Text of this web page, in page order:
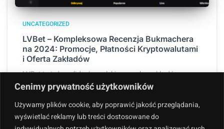
Cenimy prywatność użytkowników
Używamy plików cookie, aby poprawić jakość przeglądania,
wyświetlać reklamy lub treści dostosowane do
UNCATEGORIZED
LVBet – Kompleksowa Recenzja Bukmachera
na 2024: Promocje, Płatności Kryptowalutami
i Oferta Zakładów
LVBet to jeden z liderów polskiego rynku zakładów
bukmacherskich, który w 2024 roku jeszcze bardziej
rozwiązaniom i atrakcyjnej ofercie. Wprowadzenie
płatności kryptowalutami oraz szeroka gama promocji i